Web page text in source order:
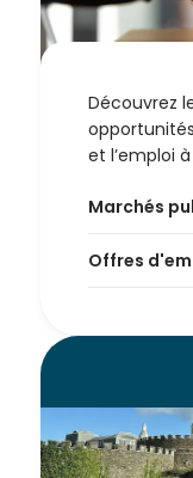
Découvrez
et l’emploi
Marchés
Offres